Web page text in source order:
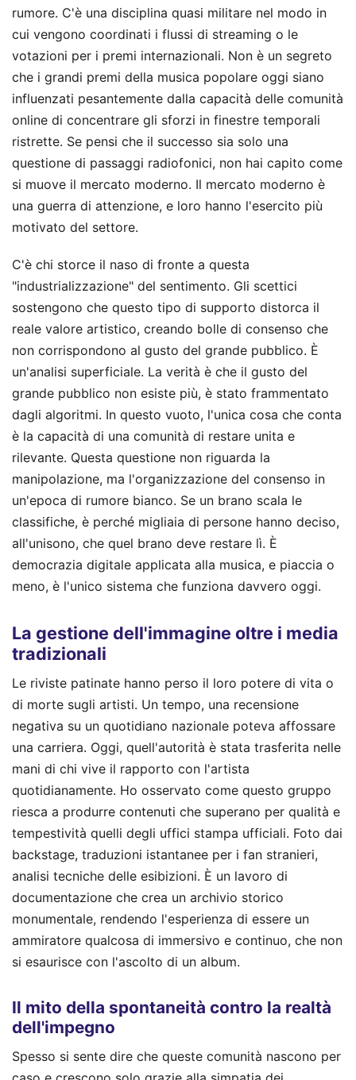
rumore. C'è una disciplina quasi militare nel modo in
cui vengono coordinati i flussi di streaming o le
votazioni per i premi internazionali. Non è un segreto
che i grandi premi della musica popolare oggi siano
influenzati pesantemente dalla capacità delle comunità
online di concentrare gli sforzi in finestre temporali
ristrette. Se pensi che il successo sia solo una
questione di passaggi radiofonici, non hai capito come
si muove il mercato moderno. Il mercato moderno è
una guerra di attenzione, e loro hanno l'esercito più
motivato del settore.
C'è chi storce il naso di fronte a questa
"industrializzazione" del sentimento. Gli scettici
sostengono che questo tipo di supporto distorca il
reale valore artistico, creando bolle di consenso che
non corrispondono al gusto del grande pubblico. È
un'analisi superficiale. La verità è che il gusto del
grande pubblico non esiste più, è stato frammentato
dagli algoritmi. In questo vuoto, l'unica cosa che conta
è la capacità di una comunità di restare unita e
rilevante. Questa questione non riguarda la
manipolazione, ma l'organizzazione del consenso in
un'epoca di rumore bianco. Se un brano scala le
classifiche, è perché migliaia di persone hanno deciso,
all'unisono, che quel brano deve restare lì. È
democrazia digitale applicata alla musica, e piaccia o
meno, è l'unico sistema che funziona davvero oggi.
La gestione dell'immagine oltre i media
tradizionali
Le riviste patinate hanno perso il loro potere di vita o
di morte sugli artisti. Un tempo, una recensione
negativa su un quotidiano nazionale poteva affossare
una carriera. Oggi, quell'autorità è stata trasferita nelle
mani di chi vive il rapporto con l'artista
quotidianamente. Ho osservato come questo gruppo
riesca a produrre contenuti che superano per qualità e
tempestività quelli degli uffici stampa ufficiali. Foto dai
backstage, traduzioni istantanee per i fan stranieri,
analisi tecniche delle esibizioni. È un lavoro di
documentazione che crea un archivio storico
monumentale, rendendo l'esperienza di essere un
ammiratore qualcosa di immersivo e continuo, che non
si esaurisce con l'ascolto di un album.
Il mito della spontaneità contro la realtà
dell'impegno
Spesso si sente dire che queste comunità nascono per